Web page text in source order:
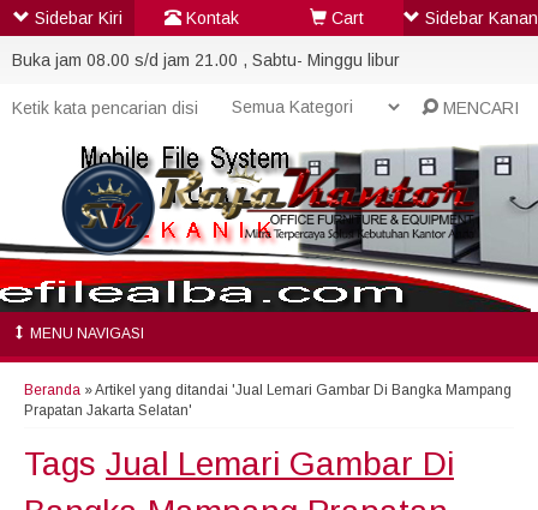
Buka jam 08.00 s/d jam 21.00 , Sabtu- Minggu libur
MENCARI
MENU NAVIGASI
Beranda »Artikel yang ditandai 'Jual Lemari Gambar Di Bangka Mampang
Prapatan Jakarta Selatan'
Tags Jual Lemari Gambar Di
Sidebar Kiri Kontak Cart Sidebar Kanan